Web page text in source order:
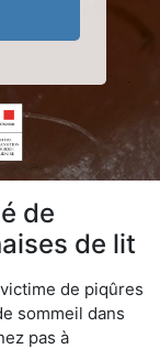
de
de lit
de piqûres
sommeil dans
pas à